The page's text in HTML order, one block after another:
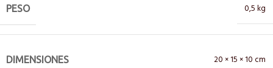
PESO 0,5 kg
DIMENSIONES 20 × 15 × 10 cm